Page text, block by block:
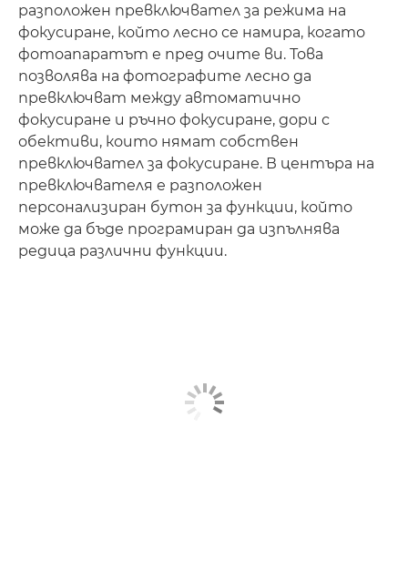
разположен превключвател за режима на
фокусиране, който лесно се намира, когато
фотоапаратът е пред очите ви. Това
позволява на фотографите лесно да
превключват между автоматично
фокусиране и ръчно фокусиране, дори с
обективи, които нямат собствен
превключвател за фокусиране. В центъра на
превключвателя е разположен
персонализиран бутон за функции, който
може да бъде програмиран да изпълнява
редица различни функции.